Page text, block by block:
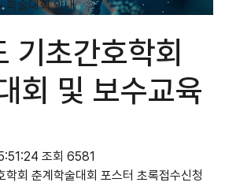
학술대회 안내
기초간호학회
회 및 보수교육
조회 6581
회 춘계학술대회 포스터 초록접수신청